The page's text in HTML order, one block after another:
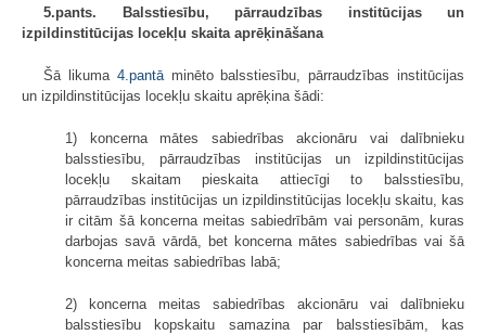
5.pants. Balsstiesību, pārraudzības institūcijas un
izpildinstitūcijas locekļu skaita aprēķināšana
Šā likuma 4.pantāminēto balsstiesību, pārraudzības institūcijas
un izpildinstitūcijas locekļu skaitu aprēķina šādi:
1) koncerna mātes sabiedrības akcionāru vai dalībnieku
balsstiesību, pārraudzības institūcijas un izpildinstitūcijas
locekļu skaitam pieskaita attiecīgi to balsstiesību,
pārraudzības institūcijas un izpildinstitūcijas locekļu skaitu, kas
ir citām šā koncerna meitas sabiedrībām vai personām, kuras
darbojas savā vārdā, bet koncerna mātes sabiedrības vai šā
koncerna meitas sabiedrības labā;
2) koncerna meitas sabiedrības akcionāru vai dalībnieku
balsstiesību kopskaitu samazina par balsstiesībām, kas